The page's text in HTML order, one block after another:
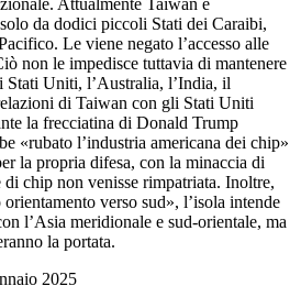
da dodici piccoli Stati dei Caraibi,
Le viene negato l’accesso alle
non le impedisce tuttavia di mantenere
Uniti, l’Australia, l’India, il
di Taiwan con gli Stati Uniti
la frecciatina di Donald Trump
«rubato l’industria americana dei chip»
la propria difesa, con la minaccia di
chip non venisse rimpatriata. Inoltre,
verso sud», l’isola intende
l’Asia meridionale e sud-orientale, ma
la portata.
2025